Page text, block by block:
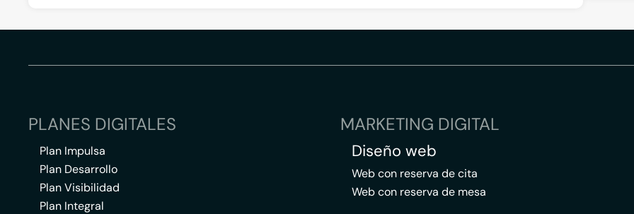
PLANES DIGITALES
Plan Impulsa
Plan Desarrollo
Plan Visibilidad
Plan Integral
MARKETING DIGITAL
Diseño web
Web con reserva de cita
Web con reserva de mesa